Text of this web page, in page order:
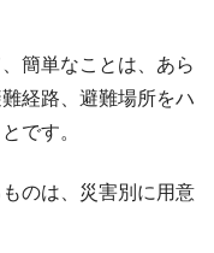
簡単なことは、あら
経路、避難場所をハ
です。
のは、災害別に用意